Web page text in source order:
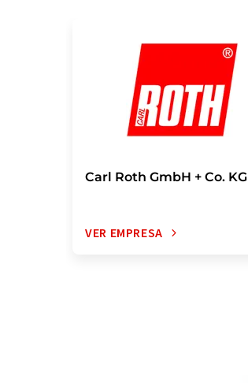
Carl Roth GmbH + Co. KG
VER EMPRESA